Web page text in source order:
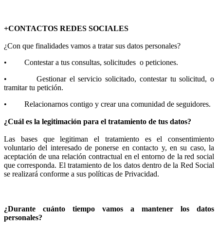
+CONTACTOS REDES SOCIALES
¿Con que finalidades vamos a tratar sus datos personales?
• Contestar a tus consultas, solicitudes o peticiones.
• Gestionar el servicio solicitado, contestar tu solicitud, o
tramitar tu petición.
• Relacionarnos contigo y crear una comunidad de seguidores.
¿Cuál es la legitimación para el tratamiento de tus datos?
Las bases que legitiman el tratamiento es el consentimiento
voluntario del interesado de ponerse en contacto y, en su caso, la
aceptación de una relación contractual en el entorno de la red social
que corresponda. El tratamiento de los datos dentro de la Red Social
se realizará conforme a sus políticas de Privacidad.
¿Durante cuánto tiempo vamos a mantener los datos
personales?